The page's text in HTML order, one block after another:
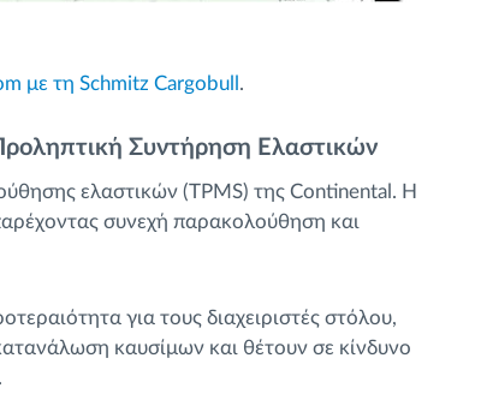
με τη Schmitz Cargobull .
Συντήρηση Ελαστικών
ελαστικών (TPMS) της Continental. Η
συνεχή παρακολούθηση και
για τους διαχειριστές στόλου,
καυσίμων και θέτουν σε κίνδυνο